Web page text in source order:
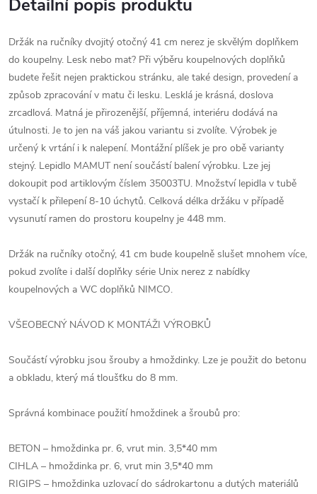
Detailní popis produktu
Držák na ručníky dvojitý otočný 41 cm nerez je skvělým doplňkem
do koupelny. Lesk nebo mat? Při výběru koupelnových doplňků
budete řešit nejen praktickou stránku, ale také design, provedení a
způsob zpracování v matu či lesku. Lesklá je krásná, doslova
zrcadlová. Matná je přirozenější, příjemná, interiéru dodává na
útulnosti. Je to jen na váš jakou variantu si zvolíte. Výrobek je
určený k vrtání i k nalepení. Montážní plíšek je pro obě varianty
stejný. Lepidlo MAMUT není součástí balení výrobku. Lze jej
dokoupit pod artiklovým číslem 35003TU. Množství lepidla v tubě
vystačí k přilepení 8-10 úchytů. Celková délka držáku v případě
vysunutí ramen do prostoru koupelny je 448 mm.
Držák na ručníky otočný, 41 cm bude koupelně slušet mnohem více,
pokud zvolíte i další doplňky série Unix nerez z nabídky
koupelnových a WC doplňků NIMCO.
VŠEOBECNÝ NÁVOD K MONTÁŽI VÝROBKŮ
Součástí výrobku jsou šrouby a hmoždinky. Lze je použit do betonu
a obkladu, který má tloušťku do 8 mm.
Správná kombinace použití hmoždinek a šroubů pro:
BETON – hmoždinka pr. 6, vrut min. 3,5*40 mm
CIHLA – hmoždinka pr. 6, vrut min 3,5*40 mm
RIGIPS – hmoždinka uzlovací do sádrokartonu a dutých materiálů